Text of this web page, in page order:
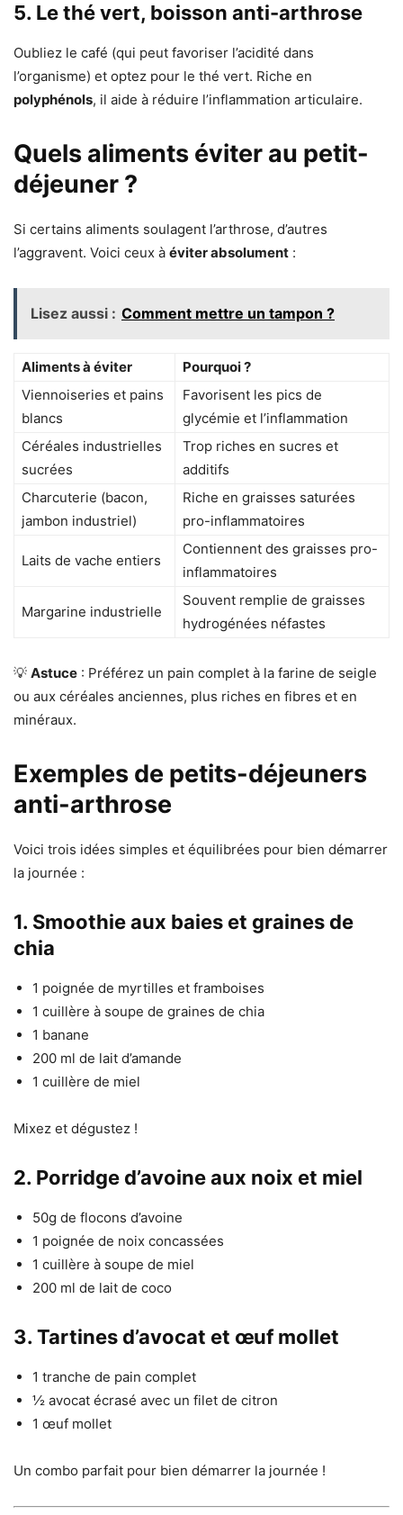
5. Le thé vert, boisson anti-arthrose
Oubliez le café (qui peut favoriser l’acidité dans
l’organisme) et optez pour le thé vert. Riche en
polyphénols, il aide à réduire l’inflammation articulaire.
Quels aliments éviter au petit-
déjeuner ?
Si certains aliments soulagent l’arthrose, d’autres
l’aggravent. Voici ceux à éviter absolument :
Lisez aussi : Comment mettre un tampon ?
Aliments à éviter
Pourquoi ?
Viennoiseries et pains
blancs
Favorisent les pics de
glycémie et l’inflammation
Céréales industrielles
sucrées
Trop riches en sucres et
additifs
Charcuterie (bacon,
jambon industriel)
Riche en graisses saturées
pro-inflammatoires
Laits de vache entiers
Contiennent des graisses pro-
inflammatoires
Margarine industrielle
Souvent remplie de graisses
hydrogénées néfastes
💡 Astuce : Préférez un pain complet à la farine de seigle
ou aux céréales anciennes, plus riches en fibres et en
minéraux.
Exemples de petits-déjeuners
anti-arthrose
Voici trois idées simples et équilibrées pour bien démarrer
la journée :
1. Smoothie aux baies et graines de
chia
1 poignée de myrtilles et framboises
1 cuillère à soupe de graines de chia
1 banane
200 ml de lait d’amande
1 cuillère de miel
Mixez et dégustez !
2. Porridge d’avoine aux noix et miel
50g de flocons d’avoine
1 poignée de noix concassées
1 cuillère à soupe de miel
200 ml de lait de coco
3. Tartines d’avocat et œuf mollet
1 tranche de pain complet
½ avocat écrasé avec un filet de citron
1 œuf mollet
Un combo parfait pour bien démarrer la journée !